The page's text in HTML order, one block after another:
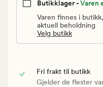
Butikklager -Varen
Varen finnes i
aktuell beholdning
Velg butikk
Fri frakt til butikk
Gjelder de flester